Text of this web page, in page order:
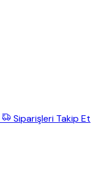
Siparişleri Takip Et